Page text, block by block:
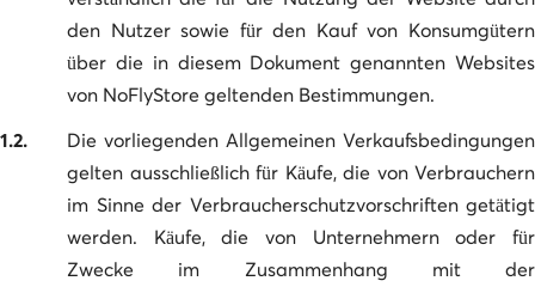
den Nutzer sowie für den Kauf von Konsumgütern
über die in diesem Dokument genannten Websites
von NoFlyStore geltenden Bestimmungen.
1.2.
Die vorliegenden Allgemeinen Verkaufsbedingungen
gelten ausschließlich für Käufe, die von Verbrauchern
im Sinne der Verbraucherschutzvorschriften getätigt
werden. Käufe, die von Unternehmern oder für
Zwecke im Zusammenhang mit der